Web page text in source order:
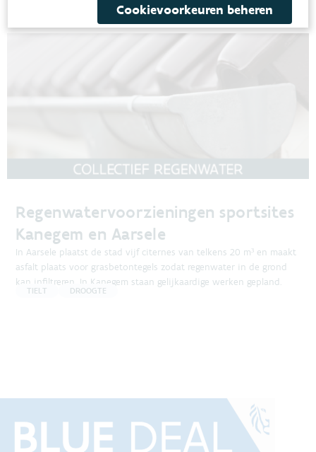
Regenwatervoorzieningen sportsites
Kanegem en Aarsele
In Aarsele plaatst de stad vijf citernes van telkens 20 m³ en maakt
asfalt plaats voor grasbetontegels zodat regenwater in de grond
kan infiltreren. In Kanegem staan gelijkaardige werken gepland.
TIELT DROOGTE
Cookievoorkeuren beheren